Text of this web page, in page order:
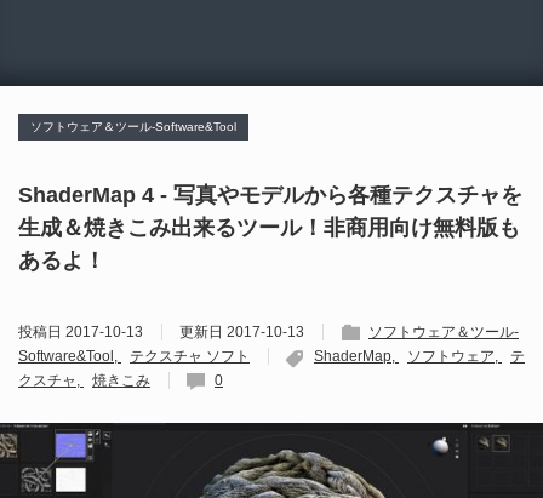
ソフトウェア＆ツール-Software&Tool
ShaderMap 4 - 写真やモデルから各種テクスチャを
生成＆焼きこみ出来るツール！非商用向け無料版も
あるよ！
投稿日 2017-10-13 更新日 2017-10-13
ソフトウェア＆ツール-
Software&Tool
テクスチャ ソフト ShaderMap ソフトウェア
テ
クスチャ
焼きこみ 0